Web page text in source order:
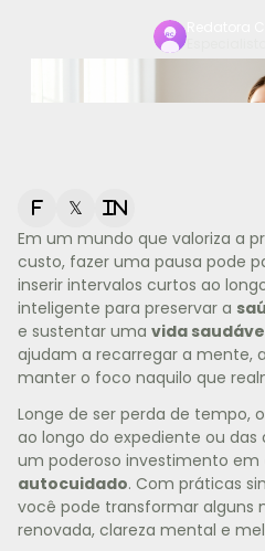
f 𝕏 in
Em um mundo que valoriza a
custo, fazer uma pausa pode
inserir intervalos curtos ao
inteligente para preservar a
e sustentar uma vida
ajudam a recarregar a mente,
manter o foco naquilo que
Longe de ser perda de tempo, o
ao longo do expediente ou
um poderoso investimento em
autocuidado. Com práticas
você pode transformar alguns
renovada, clareza mental e